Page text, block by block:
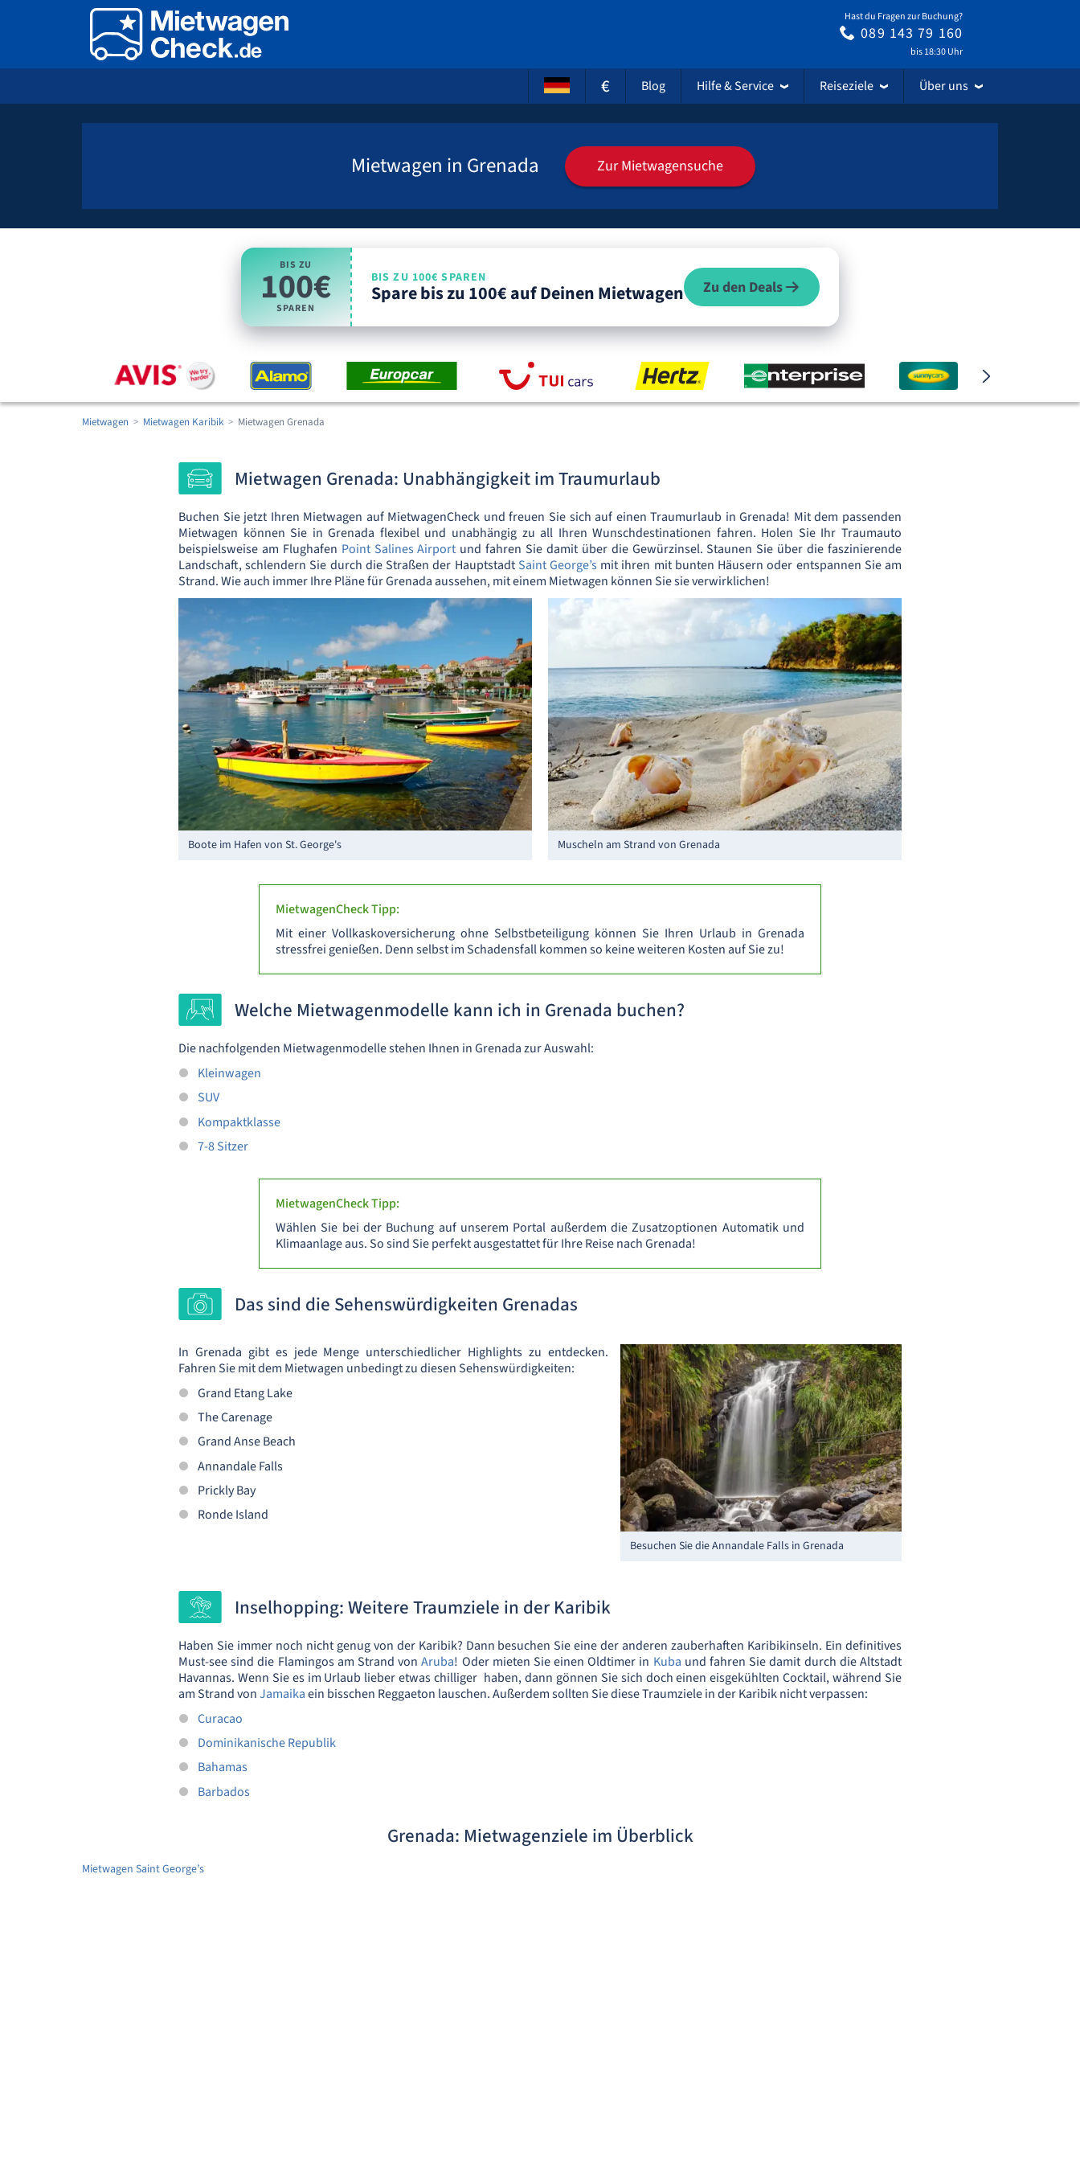
Hast du Fragen zur Buchung?
089 143 79 160
bis 18:30 Uhr
€ Blog Hilfe & Service Reiseziele Über uns
Mietwagen in Grenada Zur Mietwagensuche
BIS ZU
100€
SPAREN
BIS ZU 100€ SPAREN
Spare bis zu 100€ auf Deinen Mietwagen Zu den Deals
Mietwagen Mietwagen Karibik Mietwagen Grenada
Mietwagen Grenada: Unabhängigkeit im Traumurlaub
Buchen Sie jetzt Ihren Mietwagen auf MietwagenCheck und freuen Sie sich auf einen Traumurlaub in Grenada! Mit dem passenden
Mietwagen können Sie in Grenada flexibel und unabhängig zu all Ihren Wunschdestinationen fahren. Holen Sie Ihr Traumauto
beispielsweise am Flughafen Point Salines Airport und fahren Sie damit über die Gewürzinsel. Staunen Sie über die faszinierende
Landschaft, schlendern Sie durch die Straßen der Hauptstadt Saint George’s mit ihren mit bunten Häusern oder entspannen Sie am
Strand. Wie auch immer Ihre Pläne für Grenada aussehen, mit einem Mietwagen können Sie sie verwirklichen!
Boote im Hafen von St. George's Muscheln am Strand von Grenada
MietwagenCheck Tipp:
Mit einer Vollkaskoversicherung ohne Selbstbeteiligung können Sie Ihren Urlaub in Grenada
stressfrei genießen. Denn selbst im Schadensfall kommen so keine weiteren Kosten auf Sie zu!
Welche Mietwagenmodelle kann ich in Grenada buchen?
Die nachfolgenden Mietwagenmodelle stehen Ihnen in Grenada zur Auswahl:
Kleinwagen
SUV
Kompaktklasse
7-8 Sitzer
MietwagenCheck Tipp:
Wählen Sie bei der Buchung auf unserem Portal außerdem die Zusatzoptionen Automatik und
Klimaanlage aus. So sind Sie perfekt ausgestattet für Ihre Reise nach Grenada!
Das sind die Sehenswürdigkeiten Grenadas
Besuchen Sie die Annandale Falls in Grenada
In Grenada gibt es jede Menge unterschiedlicher Highlights zu entdecken.
Fahren Sie mit dem Mietwagen unbedingt zu diesen Sehenswürdigkeiten:
Grand Etang Lake
The Carenage
Grand Anse Beach
Annandale Falls
Prickly Bay
Ronde Island
Inselhopping: Weitere Traumziele in der Karibik
Haben Sie immer noch nicht genug von der Karibik? Dann besuchen Sie eine der anderen zauberhaften Karibikinseln. Ein definitives
Must-see sind die Flamingos am Strand vonAruba! Oder mieten Sie einen Oldtimer in Kuba und fahren Sie damit durch die Altstadt
Havannas. Wenn Sie es im Urlaub lieber etwas chilliger haben, dann gönnen Sie sich doch einen eisgekühlten Cocktail, während Sie
am Strand vonJamaikaein bisschen Reggaeton lauschen. Außerdem sollten Sie diese Traumziele in der Karibik nicht verpassen:
Curacao
Dominikanische Republik
Bahamas
Barbados
Grenada: Mietwagenziele im Überblick
Mietwagen Saint George’s